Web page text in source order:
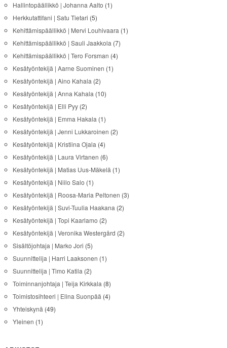
Hallintopäällikkö | Johanna Aalto (1)
Herkkutattifani | Satu Tietari (5)
Kehittämispäällikkö | Mervi Louhivaara (1)
Kehittämispäällikkö | Sauli Jaakkola (7)
Kehittämispäällikkö | Tero Forsman (4)
Kesätyöntekijä | Aarne Suominen (1)
Kesätyöntekijä | Aino Kahala (2)
Kesätyöntekijä | Anna Kahala (10)
Kesätyöntekijä | Elli Pyy(2)
Kesätyöntekijä | Emma Hakala (1)
Kesätyöntekijä | Jenni Lukkaroinen (2)
Kesätyöntekijä | Kristiina Ojala (4)
Kesätyöntekijä | Laura Virtanen (6)
Kesätyöntekijä | Matias Uus-Mäkelä (1)
Kesätyöntekijä | Niilo Salo (1)
Kesätyöntekijä | Roosa-Maria Peltonen (3)
Kesätyöntekijä | Suvi-Tuulia Haakana (2)
Kesätyöntekijä | Topi Kaarlamo (2)
Kesätyöntekijä | Veronika Westergård (2)
Sisältöjohtaja | Marko Jori (5)
Suunnittelija | Harri Laaksonen (1)
Suunnittelija | Timo Katila (2)
Toiminnanjohtaja | Teija Kirkkala (8)
Toimistosihteeri | Elina Suonpää (4)
Yhteiskynä (49)
Yleinen (1)